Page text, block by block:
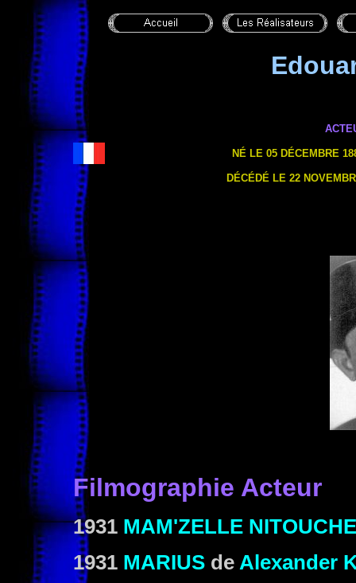
NÉ LE 05 DÉCEMBRE
DÉCÉDÉ LE 22
Filmographie Acteur
1931 MAM'ZELLE NITOUCHE
1931 MARIUS de Alexander